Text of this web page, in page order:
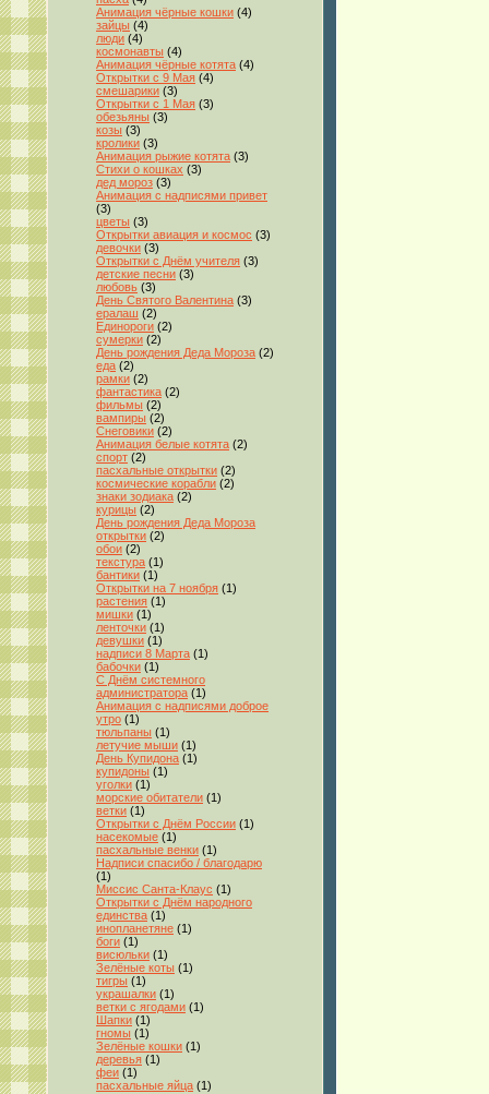
Анимация чёрные кошки (4)
зайцы (4)
люди (4)
космонавты (4)
Анимация чёрные котята (4)
Открытки с 9 Мая (4)
смешарики (3)
Открытки с 1 Мая (3)
обезьяны (3)
козы (3)
кролики (3)
Анимация рыжие котята (3)
Стихи о кошках (3)
дед мороз (3)
Анимация с надписями привет
(3)
цветы (3)
Открытки авиация и космос (3)
девочки (3)
Открытки с Днём учителя (3)
детские песни (3)
любовь (3)
День Святого Валентина (3)
ералаш (2)
Единороги (2)
сумерки (2)
День рождения Деда Мороза (2)
еда (2)
рамки (2)
фантастика (2)
фильмы (2)
вампиры (2)
Снеговики (2)
Анимация белые котята (2)
спорт (2)
пасхальные открытки (2)
космические корабли (2)
знаки зодиака (2)
курицы (2)
День рождения Деда Мороза
открытки (2)
обои (2)
текстура (1)
бантики (1)
Открытки на 7 ноября (1)
растения (1)
мишки (1)
ленточки (1)
девушки (1)
надписи 8 Марта (1)
бабочки (1)
С Днём системного
администратора (1)
Анимация с надписями доброе
утро (1)
тюльпаны (1)
летучие мыши (1)
День Купидона (1)
купидоны (1)
уголки (1)
морские обитатели (1)
ветки (1)
Открытки с Днём России (1)
насекомые (1)
пасхальные венки (1)
Надписи спасибо / благодарю
(1)
Миссис Санта-Клаус (1)
Открытки с Днём народного
единства (1)
инопланетяне (1)
боги (1)
висюльки (1)
Зелёные коты (1)
тигры (1)
украшалки (1)
ветки с ягодами (1)
Шапки (1)
гномы (1)
Зелёные кошки (1)
деревья (1)
феи (1)
пасхальные яйца (1)